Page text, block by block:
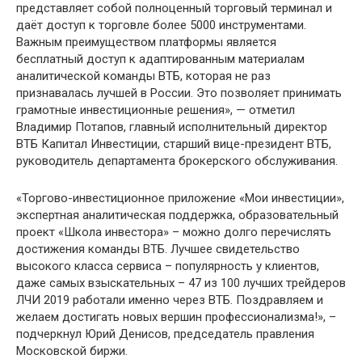
представляет собой полноценный торговый терминал и
даёт доступ к торговле более 5000 инструментами.
Важным преимуществом платформы является
бесплатный доступ к адаптированным материалам
аналитической команды ВТБ, которая не раз
признавалась лучшей в России. Это позволяет принимать
грамотные инвестиционные решения», — отметил
Владимир Потапов, главный исполнительный директор
ВТБ Капитал Инвестиции, старший вице-президент ВТБ,
руководитель департамента брокерского обслуживания.
«Торгово-инвестиционное приложение «Мои инвестиции»,
экспертная аналитическая поддержка, образовательный
проект «Школа инвестора» – можно долго перечислять
достижения команды ВТБ. Лучшее свидетельство
высокого класса сервиса – популярность у клиентов,
даже самых взыскательных – 47 из 100 лучших трейдеров
ЛЧИ 2019 работали именно через ВТБ. Поздравляем и
желаем достигать новых вершин профессионализма!», –
подчеркнул Юрий Денисов, председатель правления
Московской биржи.